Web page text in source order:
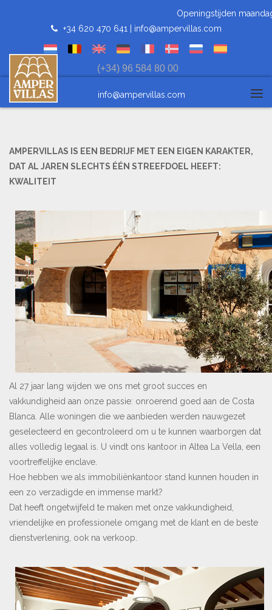
Openingstijden maandag
+34 620 470 641 | info@ampervillas.com
(+34) 96 584 80 00
info@ampervillas.com
AMPERVILLAS IS EEN BEDRIJF MET EEN EIGEN KARAKTER,
DAT AL JAREN SLECHTS ÉÉN STREEFDOEL HEEFT:
KWALITEIT
Al 27 jaar lang wijden we ons met groot succes en
vakkundigheid aan onze passie: onroerend goed aan de Costa
Blanca. Alle woningen die we aanbieden werden nauwgezet
geselecteerd en gecontroleerd om u te kunnen waarborgen dat
alles volledig legaal is. U vindt ons kantoor in Altea La Vella, een
voortreffelijke enclave.
Hoe hebben we als immobiliënkantoor stand kunnen houden in
een zo verzadigde en immense markt?
Dat heeft ongetwijfeld te maken met onze vakkundigheid,
vriendelijke en professionele omgang met de klant en de beste
dienstverlening, ook na verkoop.